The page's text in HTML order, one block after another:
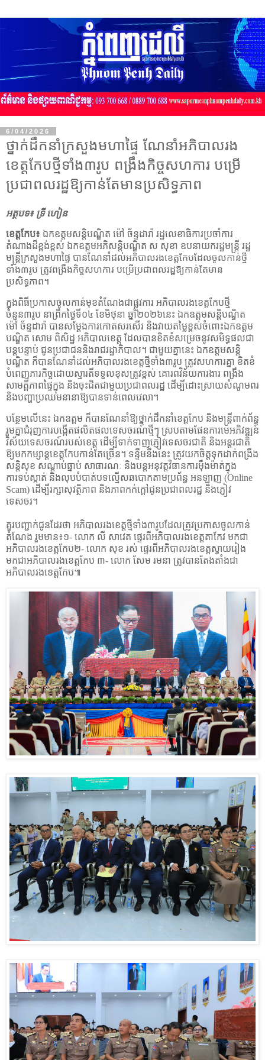
6/04/2026
ថ្នាក់ដឹកនាំក្រសួងមហាផ្ទៃ ណែនាំអភិបាលរង
ខេត្តកែបថ្មីទាំង៣រូប ពង្រឹងកិច្ចសហការ បម្រើ
ប្រជាពលរដ្ឋឱ្យកាន់តែមានប្រសិទ្ធភាព
អត្ថបទ៖ ទ្រី ហៀន
ខេត្តកែប៖ ឯកឧត្តមសន្តិបណ្ឌិត ម៉ៅ ច័ន្ទដារ៉ា រដ្ឋលេខាធិការប្រចាំការ
តំណាងដ៏ខ្ពង់ខ្ពស់ ឯកឧត្តមអភិសន្តិបណ្ឌិត ស សុខា ឧបនាយករដ្ឋមន្ត្រី រដ្ឋ
មន្ត្រីក្រសួងមហាផ្ទៃ បានណែនាំដល់អភិបាលរងខេត្តកែបដែលចូលកាន់ថ្មី
ទាំង៣រូប ត្រូវពង្រឹងកិច្ចសហការ បម្រើប្រជាពលរដ្ឋឱ្យកាន់តែមាន
ប្រសិទ្ធភាព។
ក្នុងពិធីប្រកាសចូលកាន់មុខតំណែងជាផ្លូវការ អភិបាលរងខេត្តកែបថ្មី
ចំនួន៣រូប នាព្រឹកថ្ងៃទី០៤ ខែមិថុនា ឆ្នាំ២០២៦នេះ ឯកឧត្តមសន្តិបណ្ឌិត
ម៉ៅ ច័ន្ទដារ៉ា បានសម្តែងការកោតសរសើរ និងវាយតម្លៃខ្ពស់ចំពោះឯកឧត្តម
បណ្ឌិត សោម ពិសិដ្ឋ អភិបាលខេត្ត ដែលបានខិតខំសម្រេចនូវសមិទ្ធផលជា
បន្តបន្ទាប់ ជូនប្រជាជននិងរាជរដ្ឋាភិបាល។ ជាមួយគ្នានេះ ឯកឧត្តមសន្តិ
បណ្ឌិត ក៏បានណែនាំដល់អភិបាលរងខេត្តថ្មីទាំង៣រូប ត្រូវសហការគ្នា ខិតខំ
បំពេញភារកិច្ចដោយស្មារតីទទួលខុសត្រូវខ្ពស់ គោរពវិន័យការងារ ពង្រឹង
សាមគ្គីភាពផ្ទៃក្នុង និងចុះជិតជាមួយប្រជាពលរដ្ឋ ដើម្បីដោះស្រាយសំណូមពរ
និងបញ្ហាប្រឈមនានាឱ្យបានទាន់ពេលវេលា។
បន្ថែមលើនេះ ឯកឧត្តម ក៏បានណែនាំឱ្យថ្នាក់ដឹកនាំខេត្តកែប និងមន្ត្រីពាក់ព័ន្ធ
រួមគ្នាជំរុញការបង្កើតផលិតផលទេសចរណ៍ថ្មីៗ ស្របតាមផែនការមេអភិវឌ្ឍន៍
វិស័យទេសចរណ៍របស់ខេត្ត ដើម្បីទាក់ទាញភ្ញៀវទេសចរជាតិ និងអន្តរជាតិ
ឱ្យមកកម្សាន្តខេត្តកែបកាន់តែច្រើន។ ទន្ទឹមនឹងនេះ ត្រូវយកចិត្តទុកដាក់ពង្រឹង
សន្តិសុខ សណ្តាប់ធ្នាប់ សាធារណៈ និងបន្តអនុវត្តវិធានការម៉ឺងម៉ាត់ក្នុង
ការទប់ស្កាត់ និងលុបបំបាត់បទល្មើសឆបោកតាមប្រព័ន្ធ អនឡាញ (Online
Scam) ដើម្បីរក្សាសុវត្ថិភាព និងភាពកក់ក្តៅជូនប្រជាពលរដ្ឋ និងភ្ញៀវ
ទេសចរ។
គួរបញ្ជាក់ជូនដែរថា អភិបាលរងខេត្តថ្មីទាំង៣រូបដែលត្រូវប្រកាសចូលកាន់
តំណែង រួមមាន៖១- លោក លី សាវេត ផ្ទេរពីអភិបាលរងខេត្តតាកែវ មកជា
អភិបាលរងខេត្តកែប២- លោក សុខ រស់ ផ្ទេរពីអភិបាលរងខេត្តស្វាយរៀង
មកជាអភិបាលរងខេត្តកែប ៣- លោក សែម រមនា ត្រូវបានតែងតាំងជា
អភិបាលរងខេត្តកែប៕